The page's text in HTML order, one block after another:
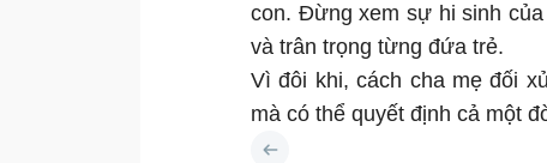
con. Đừng xem sự hi sinh
và trân trọng từng đứa trẻ.
Vì đôi khi, cách cha mẹ đối
mà có thể quyết định cả một